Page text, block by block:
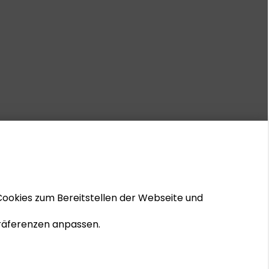
zum Bereitstellen der Webseite und
anpassen.